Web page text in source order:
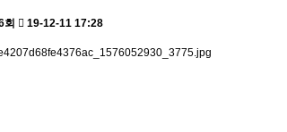
회
19-12-11 17:28